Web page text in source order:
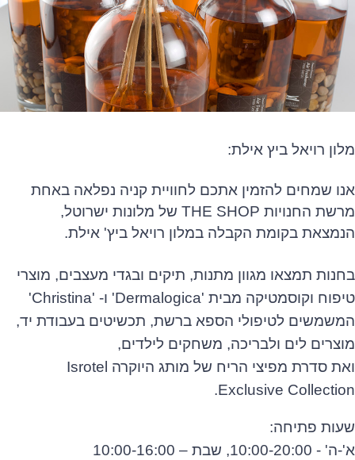
מלון רויאל ביץ אילת:
אנו שמחים להזמין אתכם לחוויית קניה נפלאה באחת
מרשת החנויות THE SHOP של מלונות ישרוטל,
הנמצאת בקומת הקבלה במלון רויאל ביץ' אילת.
בחנות תמצאו מגוון מתנות, תיקים ובגדי מעצבים, מוצרי
טיפוח וקוסמטיקה מבית 'Dermalogica' ו- 'Christina'
המשמשים לטיפולי הספא ברשת, תכשיטים בעבודת יד,
מוצרים לים ולבריכה, משחקים לילדים,
ואת סדרת מפיצי הריח של מותג היוקרה Isrotel
Exclusive Collection.
שעות פתיחה:
א'-ה' - 10:00-20:00, שבת – 10:00-16:00